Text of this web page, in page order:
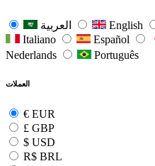
English
Italiano
Español
Nederlands
Português
العملات
€ EUR
£ GBP
$ USD
R$ BRL